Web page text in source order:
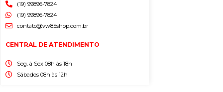
(19) 99896-7824
(19) 99896-7824
contato@vw85shop.com.br
CENTRAL DE ATENDIMENTO
Seg. à Sex 08h às 18h
Sábados 08h às 12h